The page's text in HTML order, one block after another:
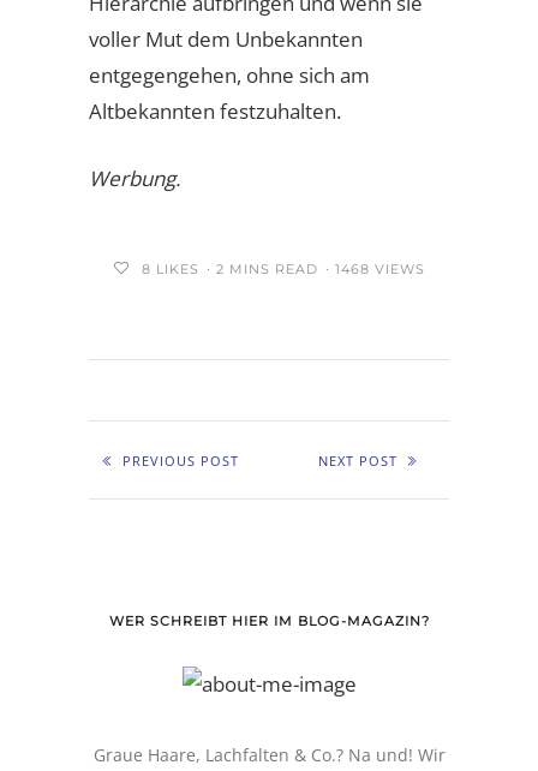
voller Mut dem Unbekannten
entgegengehen, ohne sich am
Altbekannten festzuhalten.
Werbung.
8 LIKES 2 MINS READ 1468 VIEWS
PREVIOUS POST NEXT POST
WER SCHREIBT HIER IM BLOG-MAGAZIN?
Graue Haare, Lachfalten & Co.? Na und! Wir